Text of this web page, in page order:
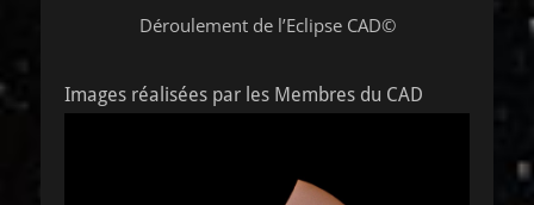
Déroulement de l’Eclipse CAD©
Images réalisées par les Membres du CAD